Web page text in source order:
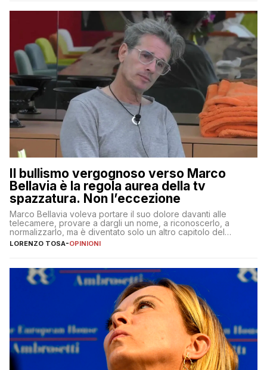
Il bullismo vergognoso verso Marco
Bellavia è la regola aurea della tv
spazzatura. Non l’eccezione
Marco Bellavia voleva portare il suo dolore davanti alle
telecamere, provare a dargli un nome, a riconoscerlo, a
normalizzarlo, ma è diventato solo un altro capitolo del
copione
LORENZO TOSA-OPINIONI